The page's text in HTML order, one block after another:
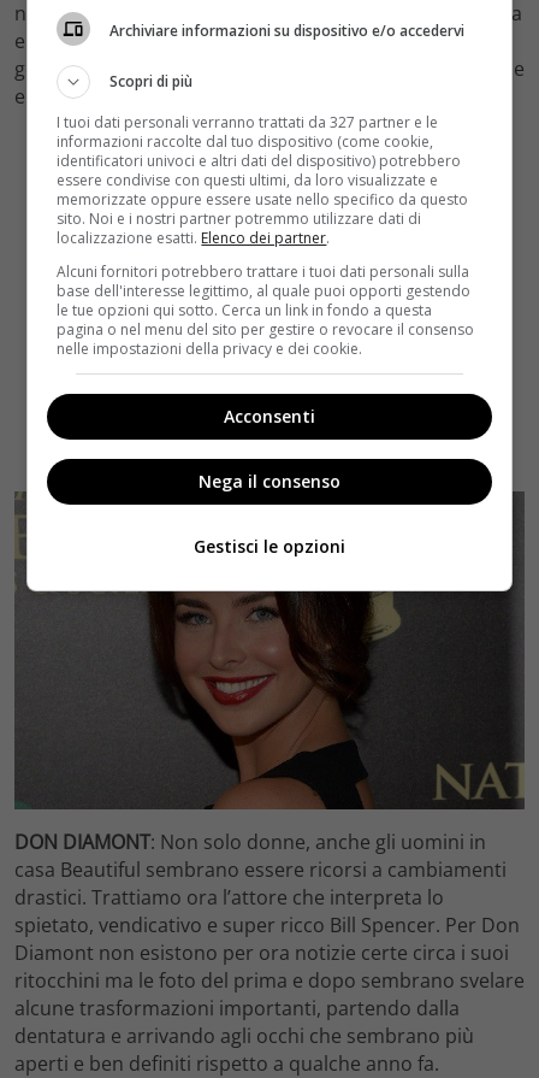
nel corso delle stagione della soap: look bizzarri, bionda
e poi mora, ma sembrerebbe che l’attrice abbia
gonfiato le sue labbra che appaiono ora molto più piene
e carnose, simili a quelle della sua collega Jacqueline.
DON DIAMONT: Non solo donne, anche gli uomini in
casa Beautiful sembrano essere ricorsi a cambiamenti
drastici. Trattiamo ora l’attore che interpreta lo
spietato, vendicativo e super ricco Bill Spencer. Per Don
Diamont non esistono per ora notizie certe circa i suoi
ritocchini ma le foto del prima e dopo sembrano svelare
alcune trasformazioni importanti, partendo dalla
dentatura e arrivando agli occhi che sembrano più
aperti e ben definiti rispetto a qualche anno fa.
Archiviare informazioni su dispositivo e/o accedervi
Scopri di più
I tuoi dati personali verranno trattati da 327 partner e le
informazioni raccolte dal tuo dispositivo (come cookie,
identificatori univoci e altri dati del dispositivo) potrebbero
essere condivise con questi ultimi, da loro visualizzate e
memorizzate oppure essere usate nello specifico da questo
sito. Noi e i nostri partner potremmo utilizzare dati di
localizzazione esatti. Elenco dei partner.
Alcuni fornitori potrebbero trattare i tuoi dati personali sulla
base dell'interesse legittimo, al quale puoi opporti gestendo
le tue opzioni qui sotto. Cerca un link in fondo a questa
pagina o nel menu del sito per gestire o revocare il consenso
nelle impostazioni della privacy e dei cookie.
Acconsenti
Nega il consenso
Gestisci le opzioni